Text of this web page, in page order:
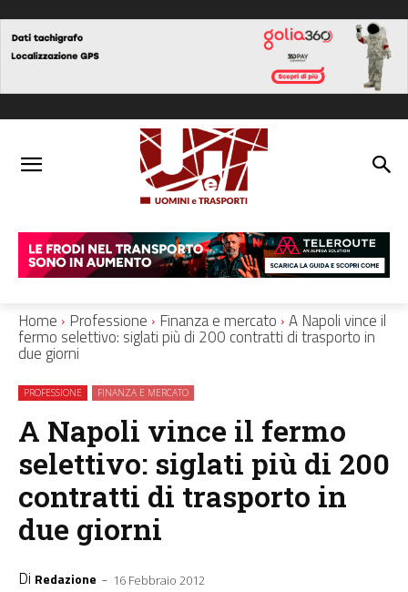
Home Professione Finanza e mercato A Napoli vince il
fermo selettivo: siglati più di 200 contratti di trasporto in
due giorni
PROFESSIONE FINANZA E MERCATO
A Napoli vince il fermo
selettivo: siglati più di 200
contratti di trasporto in
due giorni
Di Redazione - 16 Febbraio 2012